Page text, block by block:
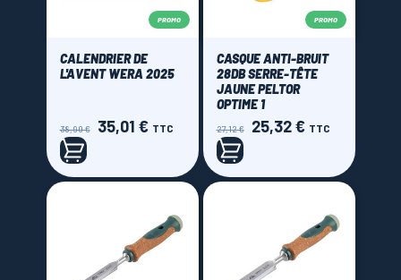
PROMO
CALENDRIER DE
L'AVENT WERA 2025
Prix
de
base
38,90 € Prix
35,01 € TTC
PROMO
CASQUE ANTI-BRUIT
28DB SERRE-TÊTE
JAUNE PELTOR
OPTIME 1
Prix
de
base
27,12 € Prix
25,32 € TTC